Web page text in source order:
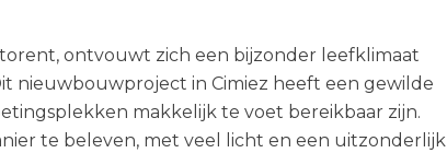
ontvouwt zich een bijzonder leefklimaat
nieuwbouwproject in Cimiez heeft een gewilde
makkelijk te voet bereikbaar zijn.
te beleven, met veel licht en een uitzonderlijk